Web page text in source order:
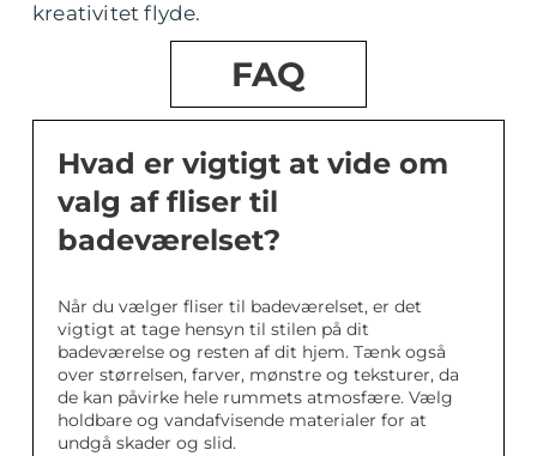
kreativitet flyde.
FAQ
Hvad er vigtigt at vide om
valg af fliser til
badeværelset?
Når du vælger fliser til badeværelset, er det
vigtigt at tage hensyn til stilen på dit
badeværelse og resten af dit hjem. Tænk også
over størrelsen, farver, mønstre og teksturer, da
de kan påvirke hele rummets atmosfære. Vælg
holdbare og vandafvisende materialer for at
undgå skader og slid.